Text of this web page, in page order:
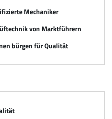
Mechaniker
von Marktführern
bürgen für Qualität